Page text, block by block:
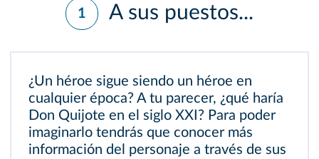
1 A sus puestos...
¿Un héroe sigue siendo un héroe en
cualquier época? A tu parecer, ¿qué haría
Don Quijote en el siglo XXI? Para poder
imaginarlo tendrás que conocer más
información del personaje a través de sus